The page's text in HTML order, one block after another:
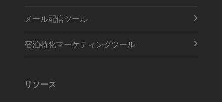
メール配信ツール
宿泊特化マーケティングツール
リソース